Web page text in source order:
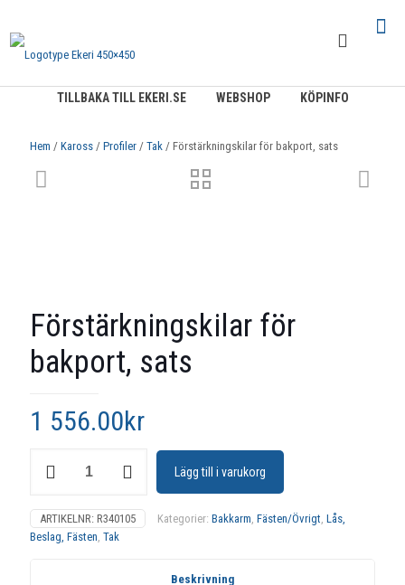
TILLBAKA TILL EKERI.SE WEBSHOP KÖPINFO
Hem / Kaross / Profiler / Tak / Förstärkningskilar för bakport, sats
Förstärkningskilar för
bakport, sats
1 556.00kr
sats
mängd
Lägg till i varukorg
ARTIKELNR: R340105 Kategorier: Bakkarm, Fästen/Övrigt, Lås,
Beslag, Fästen, Tak
Beskrivning